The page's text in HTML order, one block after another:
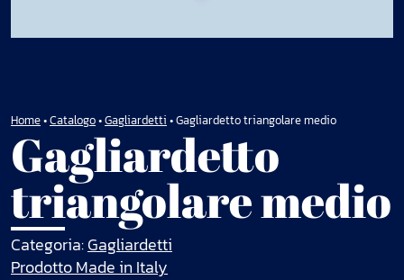
Home•Catalogo•Gagliardetti •Gagliardetto triangolare medio
Gagliardetto
triangolare medio
Categoria:Gagliardetti
Prodotto Made in Italy